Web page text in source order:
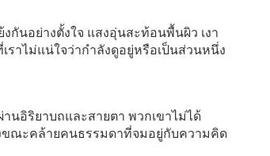
กันอย่างตั้งใจ แสงอุ่นสะท้อนพื้นผิว เงา
าไม่แน่ใจว่ากำลังดูอยู่หรือเป็นส่วนหนึ่ง
านอิริยาบถและสายตา พวกเขาไม่ได้
ขณะคล้ายคนธรรมดาที่จมอยู่กับความคิด